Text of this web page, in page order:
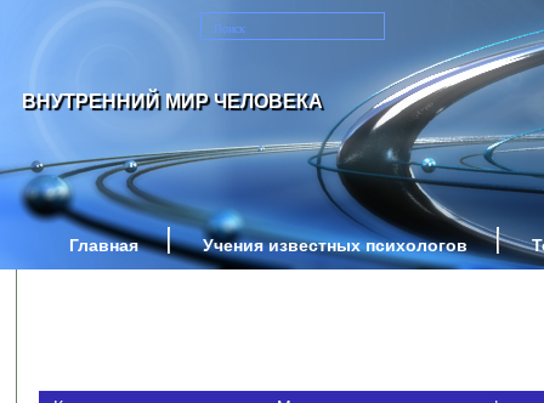
ВНУТРЕННИЙ МИР ЧЕЛОВЕКА
Главная Учения известных психологов